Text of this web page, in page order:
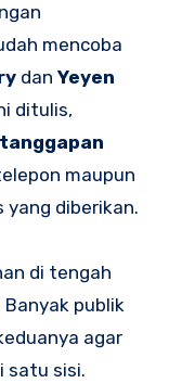
mencoba
dan Yeyen
ditulis,
maupun
yang diberikan.
di tengah
publik
agar
satu sisi.